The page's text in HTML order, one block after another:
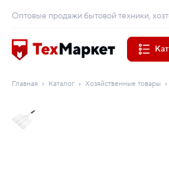
Оптовые продажи бытовой техники,
Главная Каталог Хозяйственные товары